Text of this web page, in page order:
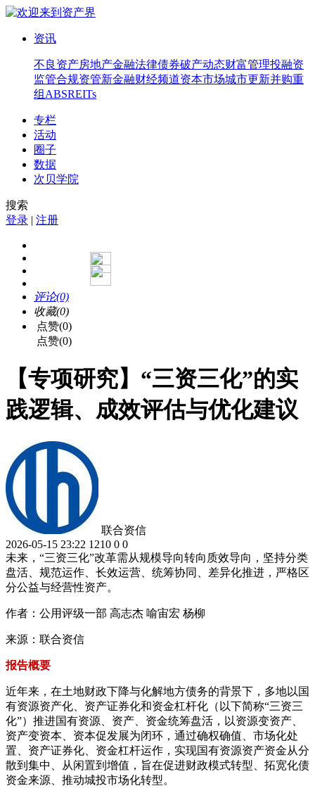
资讯
不良资产房地产金融法律债券破产动态财富管理投融资
监管合规资管新金融财经频道资本市场城市更新并购重
组 ABSREITs
专栏
活动
圈子
数据
次贝学院
搜索
登录 | 注册
评论(0)
收藏(0)
点赞(0)
点赞(0)
【专项研究】“三资三化”的实
践逻辑、成效评估与优化建议
联合资信
2026-05-15 23:22 1210 0 0
未来，“三资三化”改革需从规模导向转向质效导向，坚持分类
盘活、规范运作、长效运营、统筹协同、差异化推进，严格区
分公益与经营性资产。
作者：公用评级一部 高志杰 喻宙宏 杨柳
来源：联合资信
报告概要
近年来，在土地财政下降与化解地方债务的背景下，多地以国
有资源资产化、资产证券化和资金杠杆化（以下简称“三资三
化”）推进国有资源、资产、资金统筹盘活，以资源变资产、
资产变资本、资本促发展为闭环，通过确权确值、市场化处
置、资产证券化、资金杠杆运作，实现国有资源资产资金从分
散到集中、从闲置到增值，旨在促进财政模式转型、拓宽化债
资金来源、推动城投市场化转型。